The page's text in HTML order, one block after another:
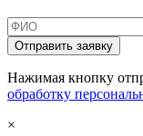
Отправить заявку
Нажимая кнопку
обработку
×